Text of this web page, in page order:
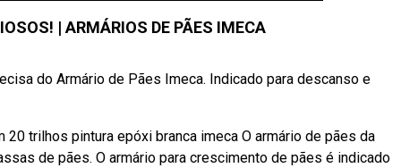
| ARMÁRIOS DE PÃES IMECA
do Armário de Pães Imeca. Indicado para descanso e
trilhos pintura epóxi branca imeca O armário de pães da
de pães. O armário para crescimento de pães é indicado